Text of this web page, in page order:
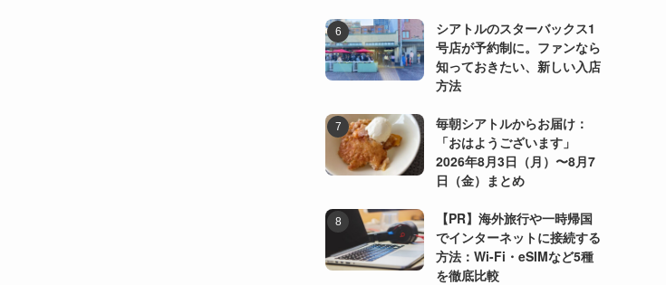
シアトルのスターバックス1
号店が予約制に。ファンなら
知っておきたい、新しい入店
方法
毎朝シアトルからお届け：
「おはようございます」
2026年8月3日（月）〜8月7
日（金）まとめ
【PR】海外旅行や一時帰国
でインターネットに接続する
方法：Wi-Fi・eSIMなど5種
を徹底比較